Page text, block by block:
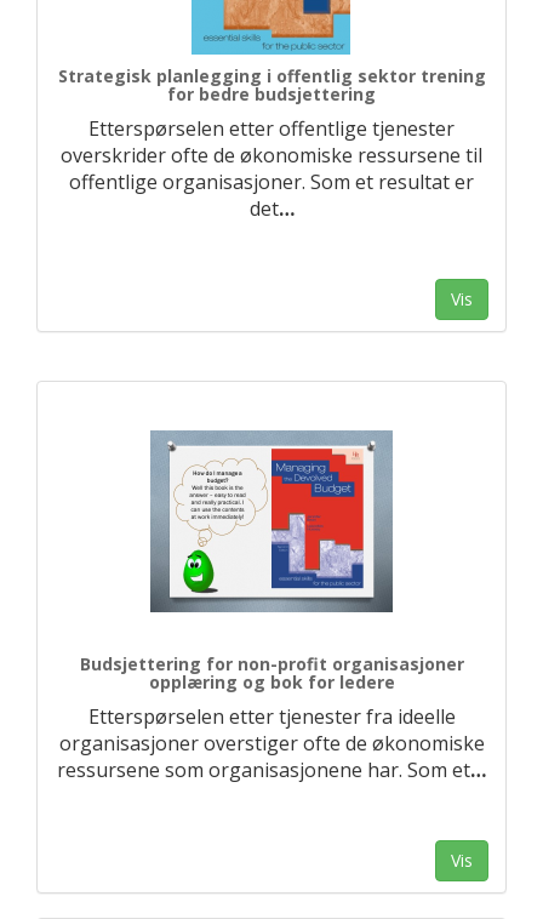
Strategisk planlegging i offentlig sektor trening
for bedre budsjettering
Etterspørselen etter offentlige tjenester
overskrider ofte de økonomiske ressursene til
offentlige organisasjoner. Som et resultat er
det…
Vis
Budsjettering for non-profit organisasjoner
opplæring og bok for ledere
Etterspørselen etter tjenester fra ideelle
organisasjoner overstiger ofte de økonomiske
ressursene som organisasjonene har. Som et…
Vis